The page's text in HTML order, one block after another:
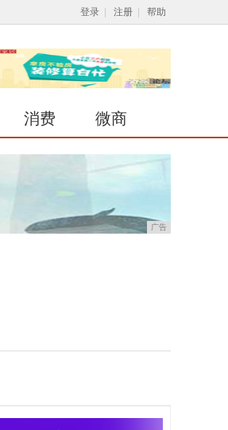
登录 注册 帮助
消费 微商
广告